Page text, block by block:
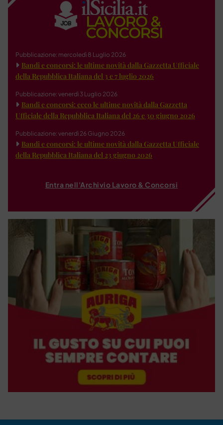
Pubblicazione: mercoledì 8 Luglio 2026
Bandi e concorsi: le ultime novità dalla Gazzetta Ufficiale
della Repubblica Italiana del 3 e 7 luglio 2026
Pubblicazione: venerdì 3 Luglio 2026
Bandi e concorsi: ecco le ultime novità dalla Gazzetta
Ufficiale della Repubblica Italiana del 26 e 30 giugno 2026
Pubblicazione: venerdì 26 Giugno 2026
Bandi e concorsi: le ultime novità dalla Gazzetta Ufficiale
della Repubblica Italiana del 23 giugno 2026
Entra nell'Archivio Lavoro & Concorsi